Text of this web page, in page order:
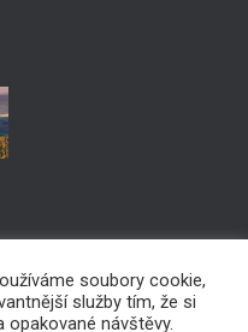
soubory cookie,
služby tím, že si
návštěvy.